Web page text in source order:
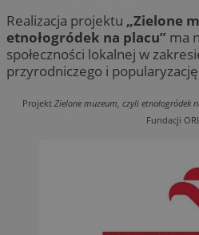
Realizacja projektu „Zielone
etnołogródek na placu” ma
społeczności lokalnej w
przyrodniczego i
Projekt Zielone muzeum, czyli etnołogródek
Fundacji